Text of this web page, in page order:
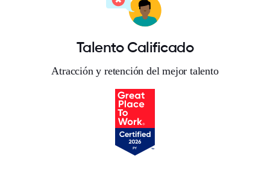
Talento Calificado
Atracción y retención del mejor talento